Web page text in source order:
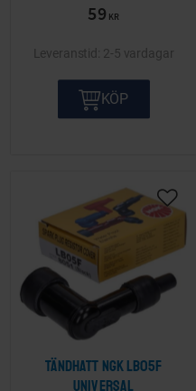
59 KR
2-5 vardagar
KÖP
Tändhatt NGK LB05F
Universal